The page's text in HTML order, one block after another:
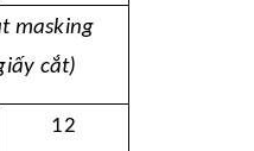
masking
cắt)
12